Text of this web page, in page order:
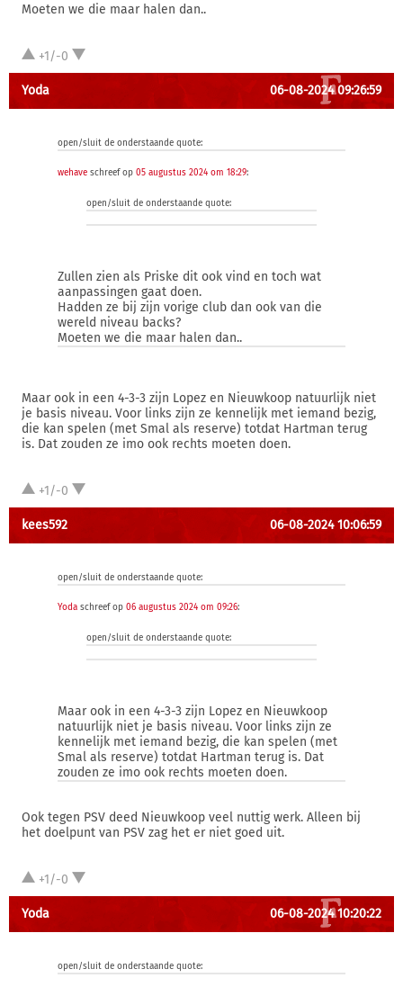
Moeten we die maar halen dan..
+1/-0
Yoda 06-08-2024 09:26:59
open/sluit de onderstaande quote:
wehave schreef op 05 augustus 2024 om 18:29:
open/sluit de onderstaande quote:
Zullen zien als Priske dit ook vind en toch wat
aanpassingen gaat doen.
Hadden ze bij zijn vorige club dan ook van die
wereld niveau backs?
Moeten we die maar halen dan..
Maar ook in een 4-3-3 zijn Lopez en Nieuwkoop natuurlijk niet
je basis niveau. Voor links zijn ze kennelijk met iemand bezig,
die kan spelen (met Smal als reserve) totdat Hartman terug
is. Dat zouden ze imo ook rechts moeten doen.
+1/-0
kees592 06-08-2024 10:06:59
open/sluit de onderstaande quote:
Yoda schreef op 06 augustus 2024 om 09:26:
open/sluit de onderstaande quote:
Maar ook in een 4-3-3 zijn Lopez en Nieuwkoop
natuurlijk niet je basis niveau. Voor links zijn ze
kennelijk met iemand bezig, die kan spelen (met
Smal als reserve) totdat Hartman terug is. Dat
zouden ze imo ook rechts moeten doen.
Ook tegen PSV deed Nieuwkoop veel nuttig werk. Alleen bij
het doelpunt van PSV zag het er niet goed uit.
+1/-0
Yoda 06-08-2024 10:20:22
open/sluit de onderstaande quote: